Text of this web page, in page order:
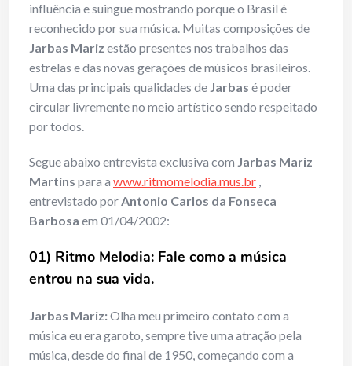
influência e suingue mostrando porque o Brasil é
reconhecido por sua música. Muitas composições de
Jarbas Mariz estão presentes nos trabalhos das
estrelas e das novas gerações de músicos brasileiros.
Uma das principais qualidades de Jarbas é poder
circular livremente no meio artístico sendo respeitado
por todos.
Segue abaixo entrevista exclusiva com Jarbas Mariz
Martins para a www.ritmomelodia.mus.br ,
entrevistado porAntonio Carlos da Fonseca
Barbosa em 01/04/2002:
01) Ritmo Melodia: Fale como a música
entrou na sua vida.
Jarbas Mariz:Olha meu primeiro contato com a
música eu era garoto, sempre tive uma atração pela
música, desde do final de 1950, começando com a